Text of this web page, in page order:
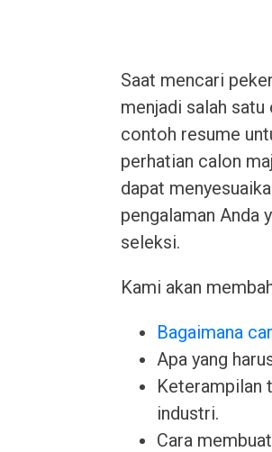
Saat mencari
menjadi salah
contoh resume
perhatian calon
dapat
pengalaman Anda
seleksi.
Kami akan
Bagaimana
Apa yang
Keterampilan
industri.
Cara